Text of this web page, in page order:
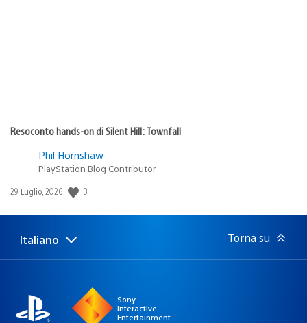
Resoconto hands-on di Silent Hill: Townfall
Phil Hornshaw
PlayStation Blog Contributor
Data
pubblicazione:
29 Luglio, 2026 3
Seleziona
Regione
Italiano Torna su
Sony
Interactive
Entertainment